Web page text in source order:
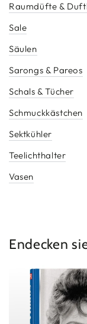
Raumdüfte &
Sale
Säulen
Sarongs & Pareos
Schals & Tücher
Schmuckkästchen
Sektkühler
Teelichthalter
Vasen
Endecken
Neuheiten